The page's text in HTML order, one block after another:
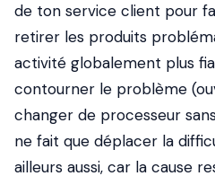
de ton service client pour
retirer les produits
activité globalement plus
contourner le problème
changer de processeur
ne fait que déplacer la
ailleurs aussi, car la cause